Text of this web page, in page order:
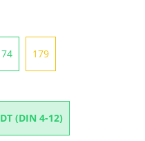
179
(DIN 4-12)